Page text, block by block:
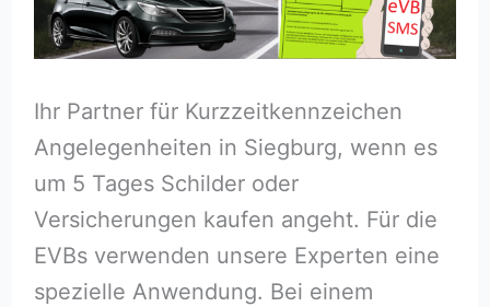
Ihr Partner für Kurzzeitkennzeichen
Angelegenheiten in Siegburg, wenn es
um 5 Tages Schilder oder
Versicherungen kaufen angeht. Für die
EVBs verwenden unsere Experten eine
spezielle Anwendung. Bei einem